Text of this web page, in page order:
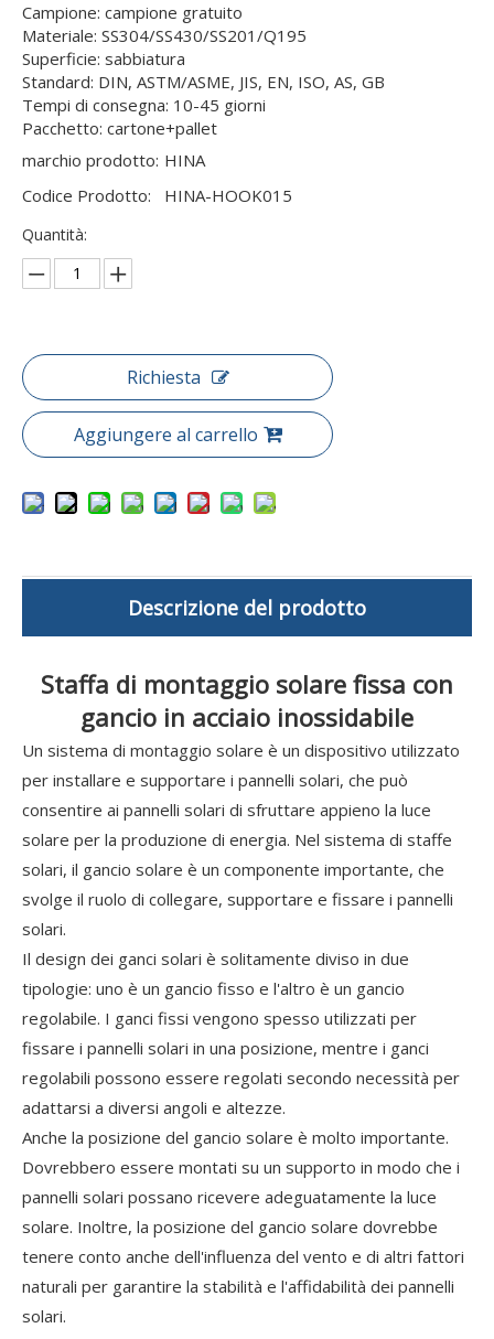
Campione: campione gratuito
Materiale: SS304/SS430/SS201/Q195
Superficie: sabbiatura
Standard: DIN, ASTM/ASME, JIS, EN, ISO, AS, GB
Tempi di consegna: 10-45 giorni
Pacchetto: cartone+pallet
marchio prodotto: HINA
Codice Prodotto:
HINA-HOOK015
Quantità:
Richiesta
Aggiungere al carrello
Descrizione del prodotto
Staffa di montaggio solare fissa con
gancio in acciaio inossidabile
Un sistema di montaggio solare è un dispositivo utilizzato
per installare e supportare i pannelli solari, che può
consentire ai pannelli solari di sfruttare appieno la luce
solare per la produzione di energia. Nel sistema di staffe
solari, il gancio solare è un componente importante, che
svolge il ruolo di collegare, supportare e fissare i pannelli
solari.
Il design dei ganci solari è solitamente diviso in due
tipologie: uno è un gancio fisso e l'altro è un gancio
regolabile. I ganci fissi vengono spesso utilizzati per
fissare i pannelli solari in una posizione, mentre i ganci
regolabili possono essere regolati secondo necessità per
adattarsi a diversi angoli e altezze.
Anche la posizione del gancio solare è molto importante.
Dovrebbero essere montati su un supporto in modo che i
pannelli solari possano ricevere adeguatamente la luce
solare. Inoltre, la posizione del gancio solare dovrebbe
tenere conto anche dell'influenza del vento e di altri fattori
naturali per garantire la stabilità e l'affidabilità dei pannelli
solari.